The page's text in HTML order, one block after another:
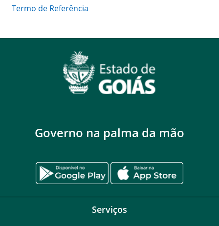
Termo de Referência
Governo na palma da mão
Serviços